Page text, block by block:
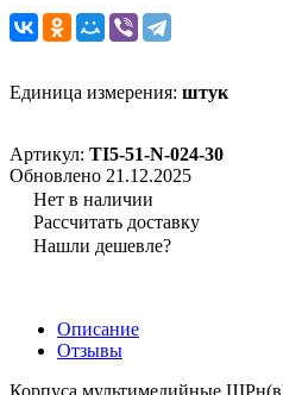
Единица измерения: штук
Артикул: TI5-51-N-024-30
Обновлено 21.12.2025
Нет в наличии
Рассчитать доставку
Нашли дешевле?
Описание
Отзывы
Корпуса мультимедийные